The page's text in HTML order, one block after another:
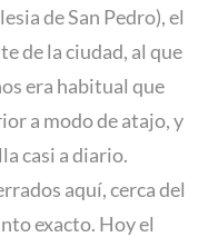
de San Pedro), el
de la ciudad, al que
era habitual que
a modo de atajo, y
casi a diario.
aquí, cerca del
exacto. Hoy el